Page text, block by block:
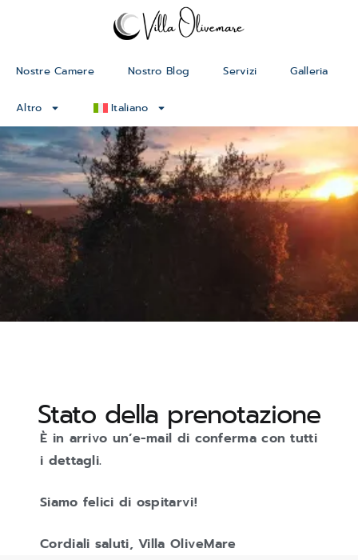
Nostre Camere Nostro Blog Servizi Galleria
Altro Italiano
Stato della prenotazione
È in arrivo un’e-mail di conferma con tutti
i dettagli.
Siamo felici di ospitarvi!
Cordiali saluti, Villa OliveMare